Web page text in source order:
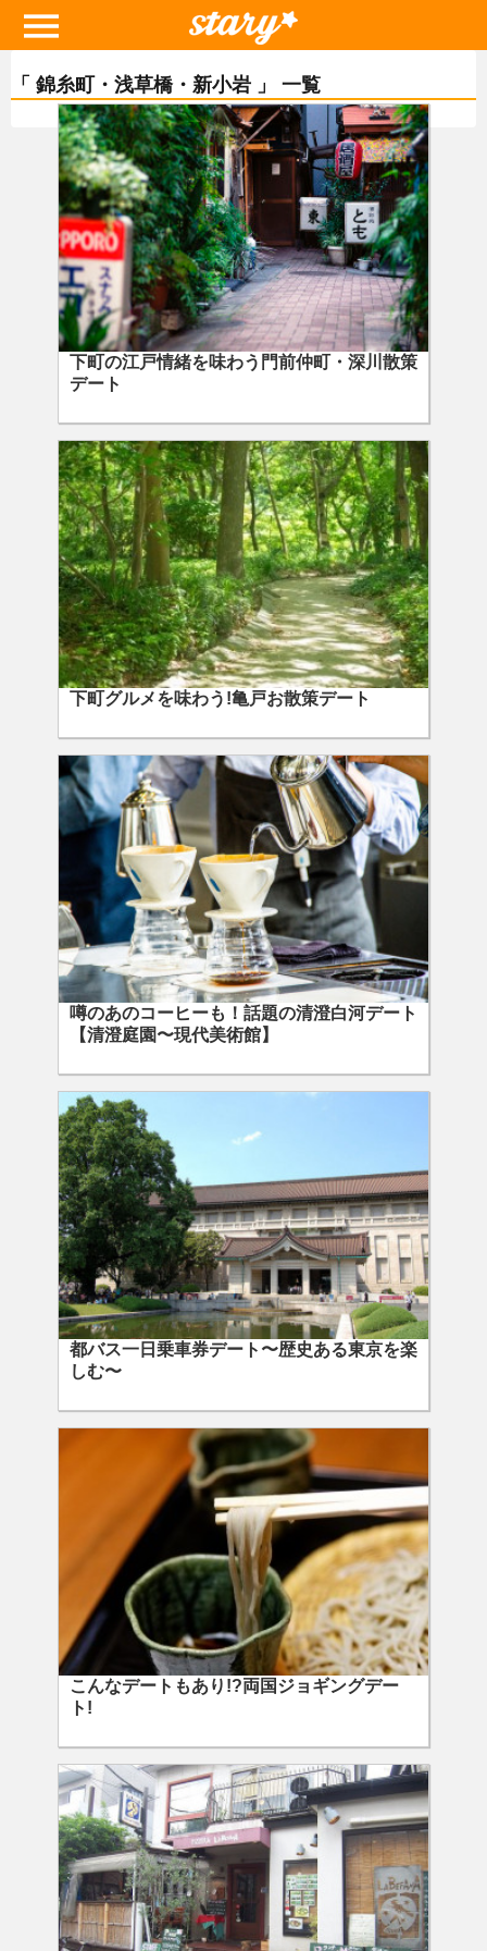
「 錦糸町・浅草橋・新小岩 」 一覧
下町の江戸情緒を味わう門前仲町・深川散策
デート
下町グルメを味わう!亀戸お散策デート
噂のあのコーヒーも！話題の清澄白河デート
【清澄庭園〜現代美術館】
都バス一日乗車券デート〜歴史ある東京を楽
しむ〜
こんなデートもあり!?両国ジョギングデー
ト!